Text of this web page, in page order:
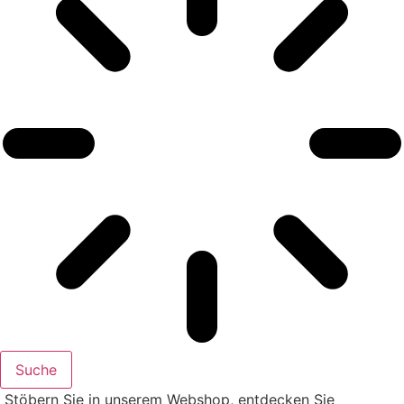
Suche
Stöbern Sie in unserem Webshop, entdecken Sie